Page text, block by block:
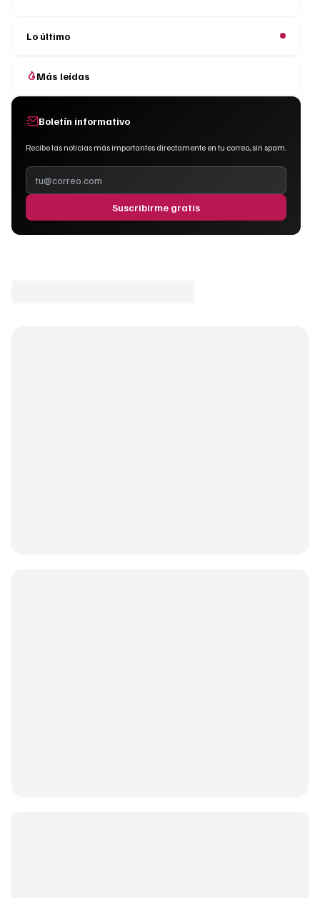
Lo último
Más leídas
Boletín informativo
Recibe las noticias más importantes directamente en tu correo, sin spam.
Suscribirme gratis